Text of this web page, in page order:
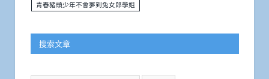
青春豬頭少年不會夢到兔女郎學姐
搜索文章